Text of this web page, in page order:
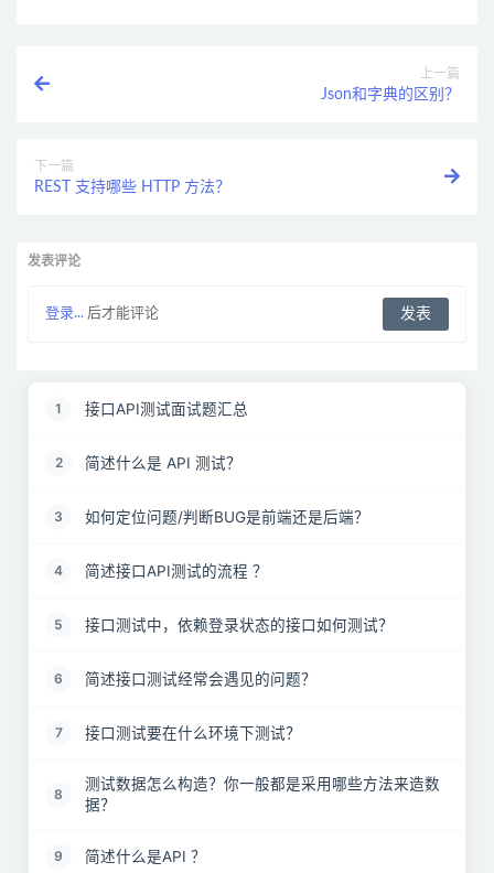
上一篇
Json和字典的区别？
下一篇
REST 支持哪些 HTTP 方法？
发表评论
登录... 后才能评论
1 接口API测试面试题汇总
2 简述什么是 API 测试？
3 如何定位问题/判断BUG是前端还是后端？
4 简述接口API测试的流程 ？
5 接口测试中，依赖登录状态的接口如何测试？
6 简述接口测试经常会遇见的问题？
7 接口测试要在什么环境下测试？
8
测试数据怎么构造？你一般都是采用哪些方法来造数
据？
9 简述什么是API ？